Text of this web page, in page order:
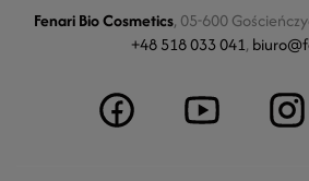
Fenari Bio Cosmetics, 05-600
+48 518 033 041,